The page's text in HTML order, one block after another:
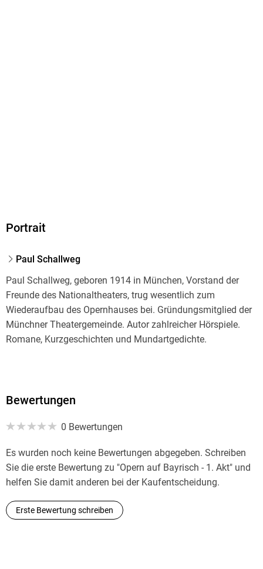
Portrait
Paul Schallweg
Paul Schallweg, geboren 1914 in München, Vorstand der
Freunde des Nationaltheaters, trug wesentlich zum
Wiederaufbau des Opernhauses bei. Gründungsmitglied der
Münchner Theatergemeinde. Autor zahlreicher Hörspiele.
Romane, Kurzgeschichten und Mundartgedichte.
Bewertungen
0 Bewertungen
Es wurden noch keine Bewertungen abgegeben. Schreiben
Sie die erste Bewertung zu "Opern auf Bayrisch - 1. Akt" und
helfen Sie damit anderen bei der Kaufentscheidung.
Erste Bewertung schreiben